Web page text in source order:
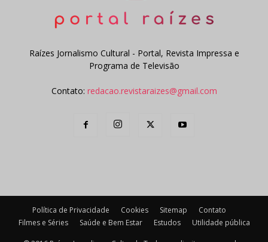
Raízes Jornalismo Cultural - Portal, Revista Impressa e
Programa de Televisão
Contato: redacao.revistaraizes@gmail.com
Política de Privacidade Cookies Sitemap
Contato
Filmes e Séries
Saúde e Bem Estar Estudos Utilidade pública